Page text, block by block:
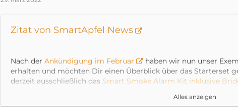
Zitat von SmartApfel News
Nach der Ankündigung im Februar
haben wir nun unser
erhalten und möchten Dir einen Überblick über das Starterset
derzeit ausschließlich das Smart Smoke Alarm Kit inklusive
Aber auch direkt vorweg, da viele schon stöhnen „Noch eine
Alles anzeigen